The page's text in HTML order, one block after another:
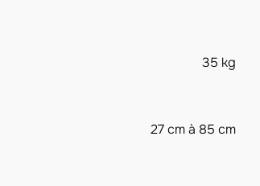
35 kg
27 cm à 85 cm